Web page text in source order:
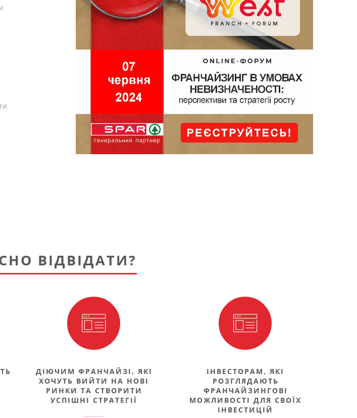
ВІДВІДАТИ?
ДІЮЧИМ ФРАНЧАЙЗІ, ЯКІ
ХОЧУТЬ ВИЙТИ НА НОВІ
РИНКИ ТА СТВОРИТИ
УСПІШНІ СТРАТЕГІЇ
ІНВЕСТОРАМ, ЯКІ
РОЗГЛЯДАЮТЬ
ФРАНЧАЙЗИНГОВІ
МОЖЛИВОСТІ ДЛЯ СВОЇХ
ІНВЕСТИЦІЙ